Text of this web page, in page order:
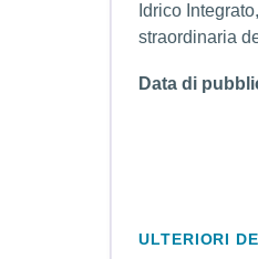
Idrico
straordinaria
Data di
ULTERIORI